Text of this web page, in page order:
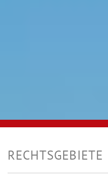
RECHTSGEBIETE